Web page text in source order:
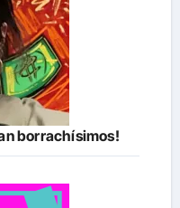
borrachísimos!